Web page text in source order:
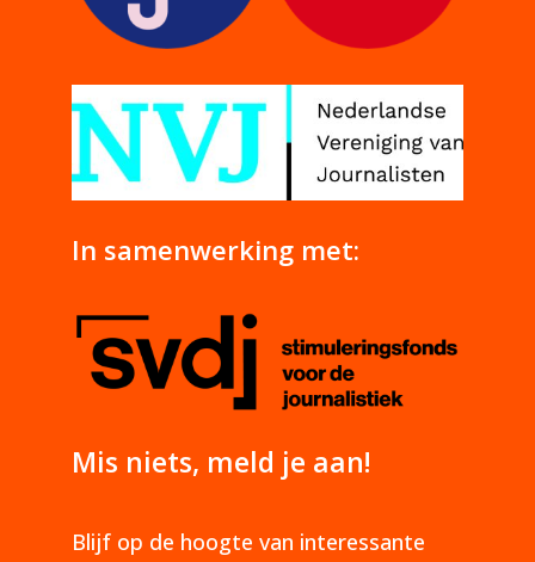
In samenwerking met:
Mis niets, meld je aan!
Blijf op de hoogte van interessante